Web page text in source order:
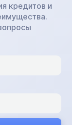
кредитов и